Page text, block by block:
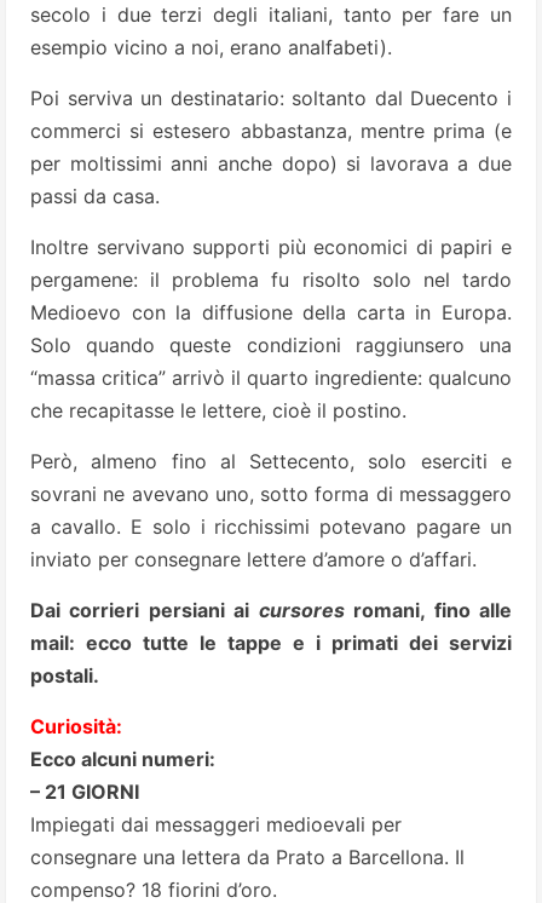
secolo i due terzi degli italiani, tanto per fare un
esempio vicino a noi, erano analfabeti).
Poi serviva un destinatario: soltanto dal Duecento i
commerci si estesero abbastanza, mentre prima (e
per moltissimi anni anche dopo) si lavorava a due
passi da casa.
Inoltre servivano supporti più economici di papiri e
pergamene: il problema fu risolto solo nel tardo
Medioevo con la diffusione della carta in Europa.
Solo quando queste condizioni raggiunsero una
“massa critica” arrivò il quarto ingrediente: qualcuno
che recapitasse le lettere, cioè il postino.
Però, almeno fino al Settecento, solo eserciti e
sovrani ne avevano uno, sotto forma di messaggero
a cavallo. E solo i ricchissimi potevano pagare un
inviato per consegnare lettere d’amore o d’affari.
Dai corrieri persiani ai cursoresromani, fino alle
mail: ecco tutte le tappe e i primati dei servizi
postali.
Curiosità:
Ecco alcuni numeri:
– 21 GIORNI
Impiegati dai messaggeri medioevali per
consegnare una lettera da Prato a Barcellona. Il
compenso? 18 fiorini d’oro.